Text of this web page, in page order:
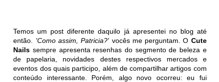
Temos um post diferente daquilo já apresentei no blog até
então. 'Como assim, Patricia?' vocês me perguntam. O Cute
Nails sempre apresenta resenhas do segmento de beleza e
de papelaria, novidades destes respectivos mercados e
eventos dos quais participo, além de compartilhar artigos com
conteúdo interessante. Porém, algo novo ocorreu: eu fui